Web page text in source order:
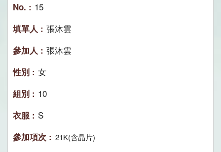
15
張沐雲
張沐雲
女
10
S
21K(含晶片)